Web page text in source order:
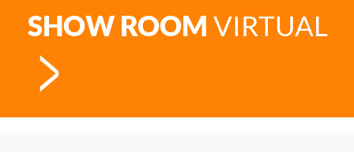
SHOW ROOM VIRTUAL